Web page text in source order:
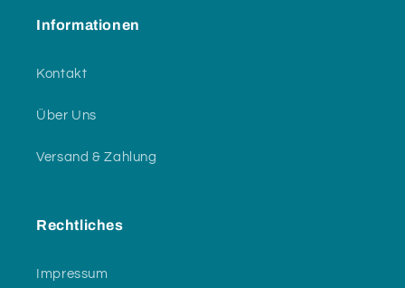
Informationen
Kontakt
Über Uns
Versand & Zahlung
Rechtliches
Impressum